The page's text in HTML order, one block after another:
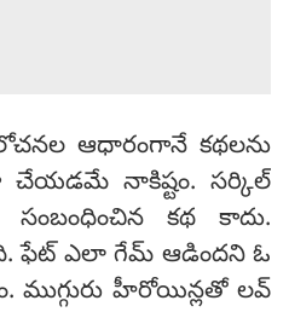
ఆధారంగానే కథలను
చేయడమే నాకిష్టం. సర్కిల్
కథ కాదు.
ఫేట్ ఎలా గేమ్ ఆడిందని ఓ
ముగ్గురు హీరోయిన్లతో లవ్